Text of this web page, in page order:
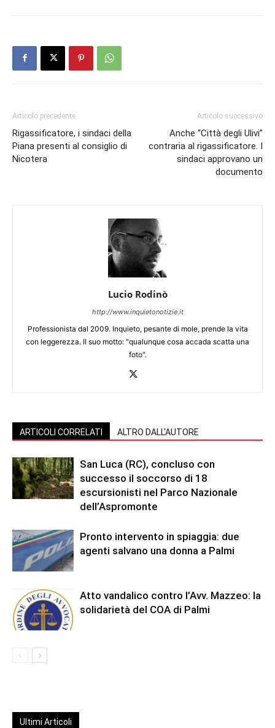
Articolo precedente
Rigassificatore, i sindaci della
Piana presenti al consiglio di
Nicotera
Articolo successivo
Anche “Città degli Ulivi”
contraria al rigassificatore. I
sindaci approvano un
documento
Lucio Rodinò
http://www.inquietonotizie.it
Professionista dal 2009. Inquieto, pesante di mole, prende la vita
con leggerezza. Il suo motto: "qualunque cosa accada scatta una
foto".
ARTICOLI CORRELATI ALTRO DALL'AUTORE
San Luca (RC), concluso con
successo il soccorso di 18
escursionisti nel Parco Nazionale
dell’Aspromonte
Pronto intervento in spiaggia: due
agenti salvano una donna a Palmi
Atto vandalico contro l’Avv. Mazzeo: la
solidarietà del COA di Palmi
Ultimi Articoli